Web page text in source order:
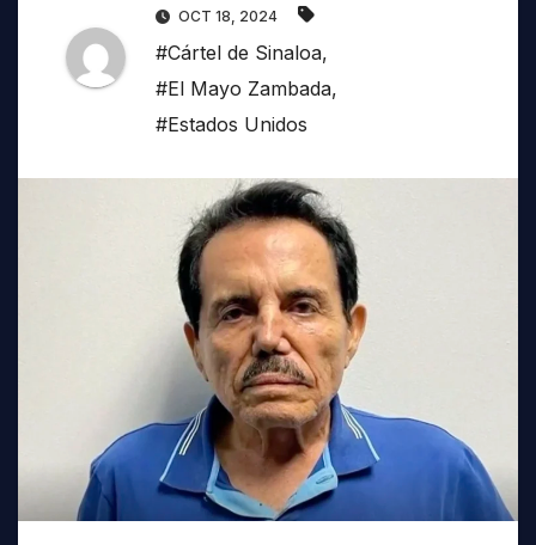
OCT 18, 2024
#Cártel de Sinaloa,
#El Mayo Zambada,
#Estados Unidos